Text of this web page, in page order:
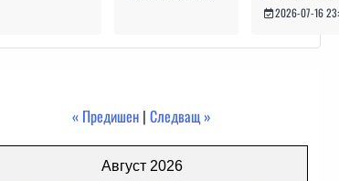
2026-07-16
« Предишен |Следващ »
Август 2026